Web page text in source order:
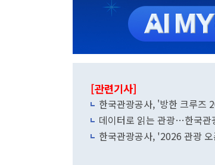
[관련기사]
한국관광공사, '방한 크루즈
데이터로 읽는 관광…한국관
한국관광공사, '2026 관광